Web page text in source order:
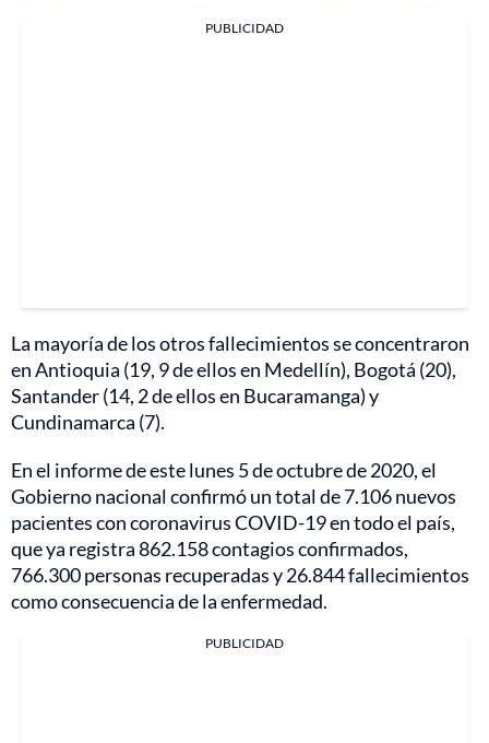
PUBLICIDAD
La mayoría de los otros fallecimientos se concentraron
en Antioquia (19, 9 de ellos en Medellín), Bogotá (20),
Santander (14, 2 de ellos en Bucaramanga) y
Cundinamarca (7).
En el informe de este lunes 5 de octubre de 2020, el
Gobierno nacional confirmó un total de 7.106 nuevos
pacientes con coronavirus COVID-19 en todo el país,
que ya registra 862.158 contagios confirmados,
766.300 personas recuperadas y 26.844 fallecimientos
como consecuencia de la enfermedad.
PUBLICIDAD